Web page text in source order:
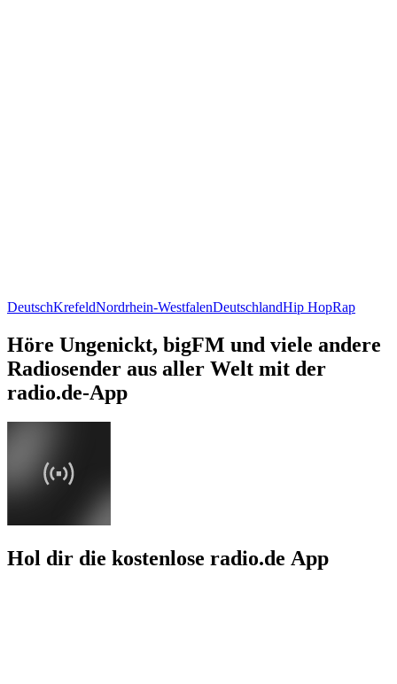
DeutschKrefeldNordrhein-WestfalenDeutschlandHip HopRap
Höre Ungenickt, bigFM und viele andere
Radiosender aus aller Welt mit der
radio.de-App
Hol dir die kostenlose radio.de App